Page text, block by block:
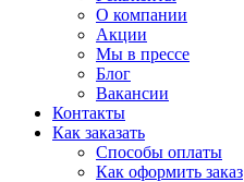
О компании
Акции
Мы в прессе
Блог
Вакансии
Контакты
Как заказать
Способы оплаты
Как оформить заказ